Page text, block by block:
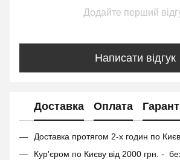
Додайте перший
Написати відгук
Доставка Оплата
Доставка протягом 2-х годин по
Кур'єром по Києву від 2000 грн. -